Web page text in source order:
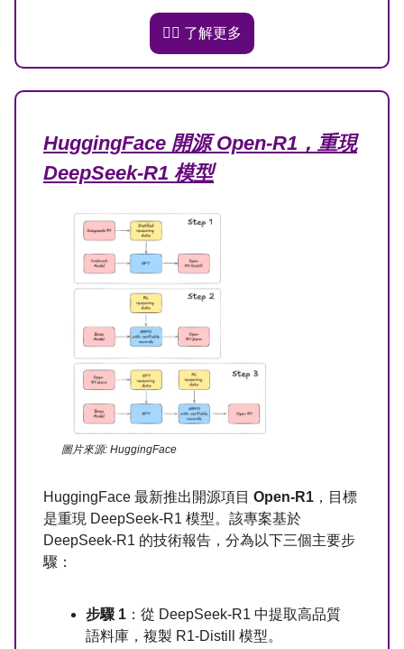
👉🏻 了解更多
HuggingFace 開源 Open-R1，重現
DeepSeek-R1 模型
圖片來源: HuggingFace
HuggingFace 最新推出開源項目 Open-R1 ，目標
是重現 DeepSeek-R1 模型。該專案基於
DeepSeek-R1 的技術報告，分為以下三個主要步
驟：
步驟 1 ：從 DeepSeek-R1 中提取高品質
語料庫，複製 R1-Distill 模型。